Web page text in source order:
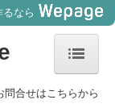
なら
問合せはこちらから